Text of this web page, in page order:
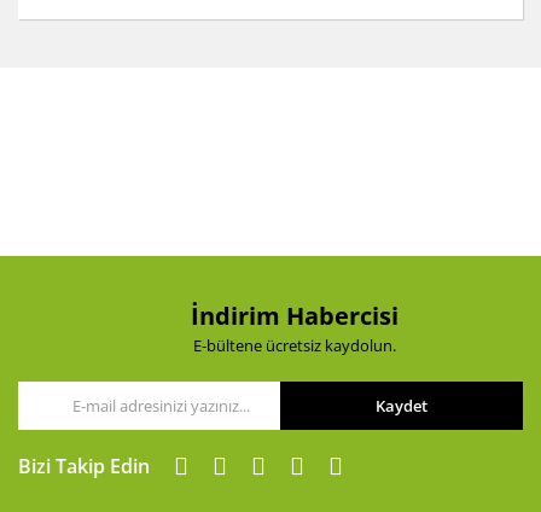
İndirim Habercisi
E-bültene ücretsiz kaydolun.
Kaydet
Bizi Takip Edin